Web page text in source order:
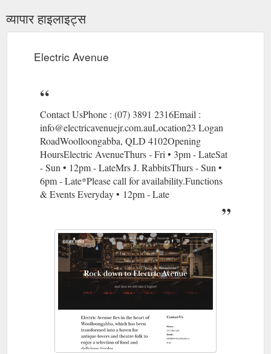
व्यापार हाइलाइट्स
Electric Avenue
Contact UsPhone : (07) 3891 2316Email :
info@electricavenuejr.com.auLocation23 Logan
RoadWoolloongabba, QLD 4102Opening
HoursElectric AvenueThurs - Fri • 3pm - LateSat
- Sun • 12pm - LateMrs J. RabbitsThurs - Sun •
6pm - Late*Please call for availability.Functions
& Events Everyday • 12pm - Late